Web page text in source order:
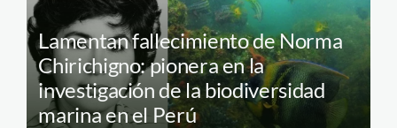
Lamentan fallecimiento de Norma
Chirichigno: pionera en la
investigación de la biodiversidad
marina en el Perú